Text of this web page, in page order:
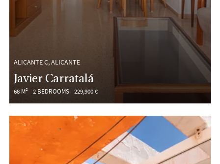
ALICANTE C, ALICANTE
Javier Carratalá
68 M² 2 BEDROOMS 229,900 €